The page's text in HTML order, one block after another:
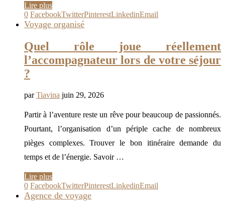
Lire plus
0 FacebookTwitterPinterestLinkedinEmail
Voyage organisé
Quel rôle joue réellement
l’accompagnateur lors de votre séjour
?
parTiavina juin 29, 2026
Partir à l’aventure reste un rêve pour beaucoup de passionnés.
Pourtant, l’organisation d’un périple cache de nombreux
pièges complexes. Trouver le bon itinéraire demande du
temps et de l’énergie. Savoir …
Lire plus
0 FacebookTwitterPinterestLinkedinEmail
Agence de voyage